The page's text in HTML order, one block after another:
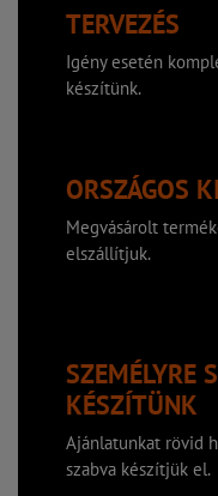
TERVEZÉS
Igény esetén
készítünk.
ORSZÁGOS
Megvásárolt
elszállítjuk.
SZEMÉLYRE
KÉSZÍTÜNK
Ajánlatunkat rövid
szabva készítjük el.